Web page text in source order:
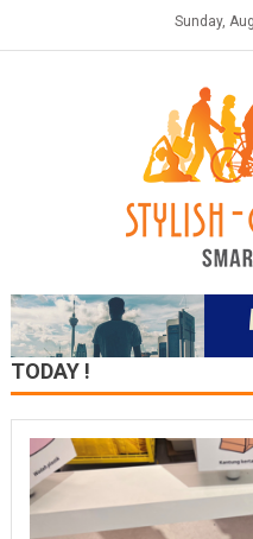
Sunday,
TODAY !